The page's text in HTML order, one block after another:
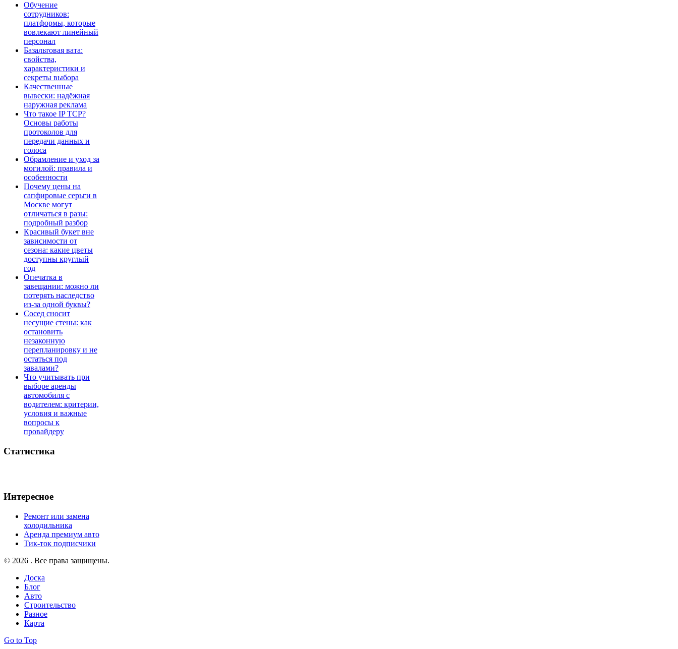
Обучение
сотрудников:
платформы, которые
вовлекают линейный
персонал
Базальтовая вата:
свойства,
характеристики и
секреты выбора
Качественные
вывески: надёжная
наружная реклама
Что такое IP TCP?
Основы работы
протоколов для
передачи данных и
голоса
Обрамление и уход за
могилой: правила и
особенности
Почему цены на
сапфировые серьги в
Москве могут
отличаться в разы:
подробный разбор
Красивый букет вне
зависимости от
сезона: какие цветы
доступны круглый
год
Опечатка в
завещании: можно ли
потерять наследство
из-за одной буквы?
Сосед сносит
несущие стены: как
остановить
незаконную
перепланировку и не
остаться под
завалами?
Что учитывать при
выборе аренды
автомобиля с
водителем: критерии,
условия и важные
вопросы к
провайдеру
Статистика
Интересное
Ремонт или замена
холодильника
Аренда премиум авто
Тик-ток подписчики
© 2026 . Все права защищены.
Доска
Блог
Авто
Строительство
Разное
Карта
Go to Top